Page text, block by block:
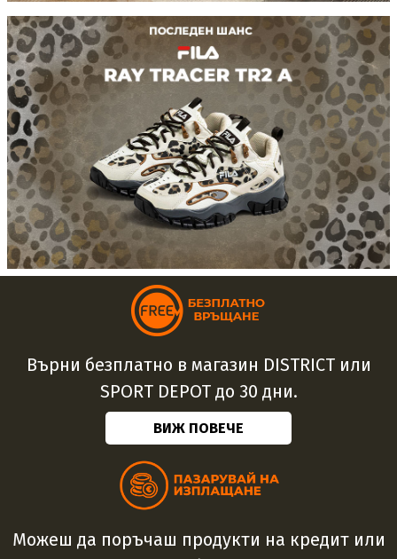
Върни безплатно в магазин DISTRICT или
SPORT DEPOT до 30 дни.
ВИЖ ПОВЕЧЕ
Можеш да поръчаш продукти на кредит или